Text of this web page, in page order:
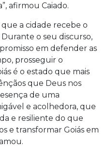
afirmou Caiado.
a cidade recebe o
o seu discurso,
em defender as
prosseguir o
é o estado que mais
que Deus nos
de uma
e acolhedora, que
e resiliente do que
e transformar Goiás em